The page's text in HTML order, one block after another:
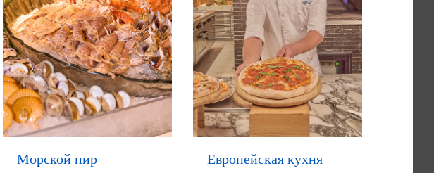
Морской пир Европейская кухня